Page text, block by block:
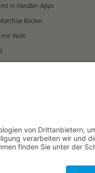
in Händler-Apps
Böcker
mit Wolt
vorbehalten:
AGB